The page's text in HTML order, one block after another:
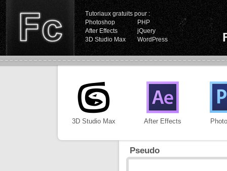
Tutoriaux gratuits pour :
Photoshop
PHP
After Effects
jQuery
3D Studio Max
WordPress
3D Studio Max After Effects
Pseudo